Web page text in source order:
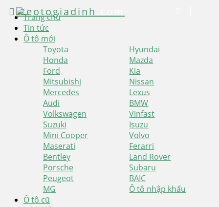
Trang chủ
Tin tức
Ô tô mới
Toyota
Hyundai
Honda
Mazda
Ford
Kia
Mitsubishi
Nissan
Mercedes
Lexus
Audi
BMW
Volkswagen
Vinfast
Suzuki
Isuzu
Mini Cooper
Volvo
Maserati
Ferarri
Bentley
Land Rover
Porsche
Subaru
Peugeot
BAIC
MG
Ô tô nhập khẩu
Ô tô cũ
xeotogiadinh